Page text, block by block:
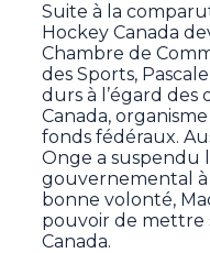
Suite à la
Hockey Canada
Chambre de
des Sports,
durs à l’égard des
Canada,
fonds fédéraux.
Onge a suspendu
gouvernemental à
bonne volonté,
pouvoir de mettre
Canada.